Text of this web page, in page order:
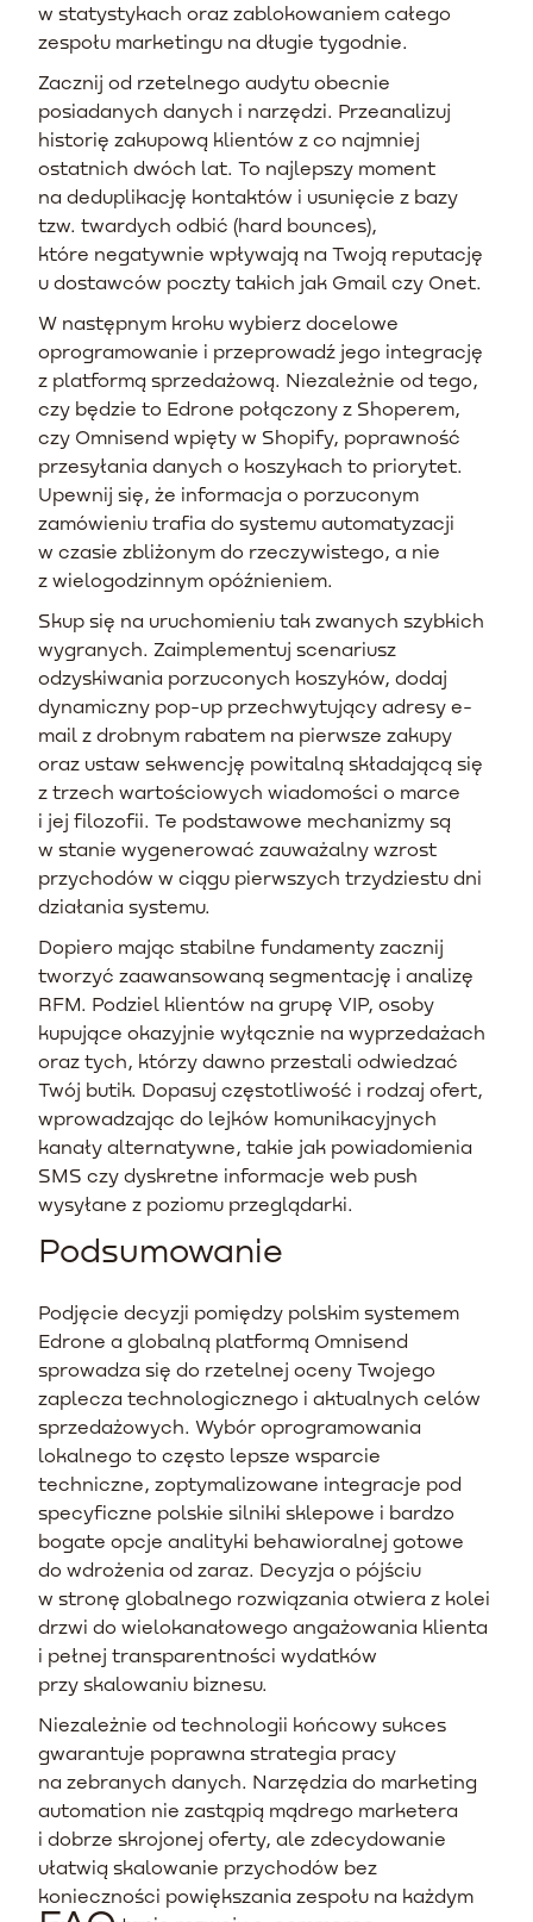
w statystykach oraz zablokowaniem całego
zespołu marketingu na długie tygodnie.
Zacznij od rzetelnego audytu obecnie
posiadanych danych i narzędzi. Przeanalizuj
historię zakupową klientów z co najmniej
ostatnich dwóch lat. To najlepszy moment
na deduplikację kontaktów i usunięcie z bazy
tzw. twardych odbić (hard bounces),
które negatywnie wpływają na Twoją reputację
u dostawców poczty takich jak Gmail czy Onet.
W następnym kroku wybierz docelowe
oprogramowanie i przeprowadź jego integrację
z platformą sprzedażową. Niezależnie od tego,
czy będzie to Edrone połączony z Shoperem,
czy Omnisend wpięty w Shopify, poprawność
przesyłania danych o koszykach to priorytet.
Upewnij się, że informacja o porzuconym
zamówieniu trafia do systemu automatyzacji
w czasie zbliżonym do rzeczywistego, a nie
z wielogodzinnym opóźnieniem.
Skup się na uruchomieniu tak zwanych szybkich
wygranych. Zaimplementuj scenariusz
odzyskiwania porzuconych koszyków, dodaj
dynamiczny pop-up przechwytujący adresy e-
mail z drobnym rabatem na pierwsze zakupy
oraz ustaw sekwencję powitalną składającą się
z trzech wartościowych wiadomości o marce
i jej filozofii. Te podstawowe mechanizmy są
w stanie wygenerować zauważalny wzrost
przychodów w ciągu pierwszych trzydziestu dni
działania systemu.
Dopiero mając stabilne fundamenty zacznij
tworzyć zaawansowaną segmentację i analizę
RFM. Podziel klientów na grupę VIP, osoby
kupujące okazyjnie wyłącznie na wyprzedażach
oraz tych, którzy dawno przestali odwiedzać
Twój butik. Dopasuj częstotliwość i rodzaj ofert,
wprowadzając do lejków komunikacyjnych
kanały alternatywne, takie jak powiadomienia
SMS czy dyskretne informacje web push
wysyłane z poziomu przeglądarki.
Podsumowanie
Podjęcie decyzji pomiędzy polskim systemem
Edrone a globalną platformą Omnisend
sprowadza się do rzetelnej oceny Twojego
zaplecza technologicznego i aktualnych celów
sprzedażowych. Wybór oprogramowania
lokalnego to często lepsze wsparcie
techniczne, zoptymalizowane integracje pod
specyficzne polskie silniki sklepowe i bardzo
bogate opcje analityki behawioralnej gotowe
do wdrożenia od zaraz. Decyzja o pójściu
w stronę globalnego rozwiązania otwiera z kolei
drzwi do wielokanałowego angażowania klienta
i pełnej transparentności wydatków
przy skalowaniu biznesu.
Niezależnie od technologii końcowy sukces
gwarantuje poprawna strategia pracy
na zebranych danych. Narzędzia do marketing
automation nie zastąpią mądrego marketera
i dobrze skrojonej oferty, ale zdecydowanie
ułatwią skalowanie przychodów bez
konieczności powiększania zespołu na każdym